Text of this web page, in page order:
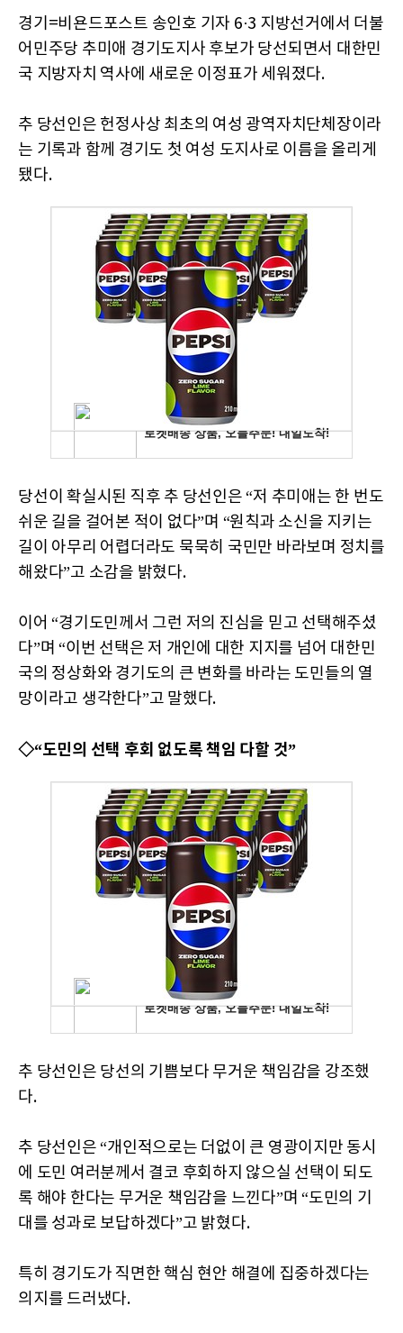
경기=비욘드포스트 송인호 기자 6·3 지방선거에서 더불
어민주당 추미애 경기도지사 후보가 당선되면서 대한민
국 지방자치 역사에 새로운 이정표가 세워졌다.
추 당선인은 헌정사상 최초의 여성 광역자치단체장이라
는 기록과 함께 경기도 첫 여성 도지사로 이름을 올리게
됐다.
당선이 확실시된 직후 추 당선인은 “저 추미애는 한 번도
쉬운 길을 걸어본 적이 없다”며 “원칙과 소신을 지키는
길이 아무리 어렵더라도 묵묵히 국민만 바라보며 정치를
해왔다”고 소감을 밝혔다.
이어 “경기도민께서 그런 저의 진심을 믿고 선택해주셨
다”며 “이번 선택은 저 개인에 대한 지지를 넘어 대한민
국의 정상화와 경기도의 큰 변화를 바라는 도민들의 열
망이라고 생각한다”고 말했다.
◇“도민의 선택 후회 없도록 책임 다할 것”
추 당선인은 당선의 기쁨보다 무거운 책임감을 강조했
다.
추 당선인은 “개인적으로는 더없이 큰 영광이지만 동시
에 도민 여러분께서 결코 후회하지 않으실 선택이 되도
록 해야 한다는 무거운 책임감을 느낀다”며 “도민의 기
대를 성과로 보답하겠다”고 밝혔다.
특히 경기도가 직면한 핵심 현안 해결에 집중하겠다는
의지를 드러냈다.